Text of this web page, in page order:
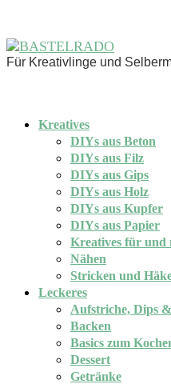
Für Kreativlinge und
Kreatives
DIYs aus Beton
DIYs aus Filz
DIYs aus Gips
DIYs aus Holz
DIYs aus Kupfer
DIYs aus Papier
Kreatives für und
Nähen
Stricken und
Leckeres
Aufstriche, Dips
Backen
Basics zum
Dessert
Getränke